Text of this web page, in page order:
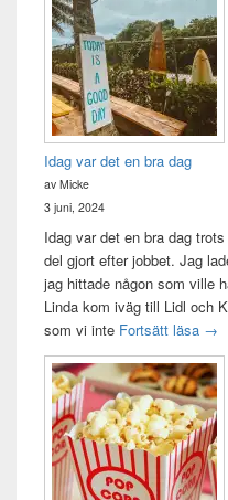
Idag var det en bra dag
av Micke
3 juni, 2024
Idag var det en bra dag
del gjort efter jobbet. Jag
jag hittade någon som ville
Linda kom iväg till Lidl och
som vi inte Fortsätt läsa →